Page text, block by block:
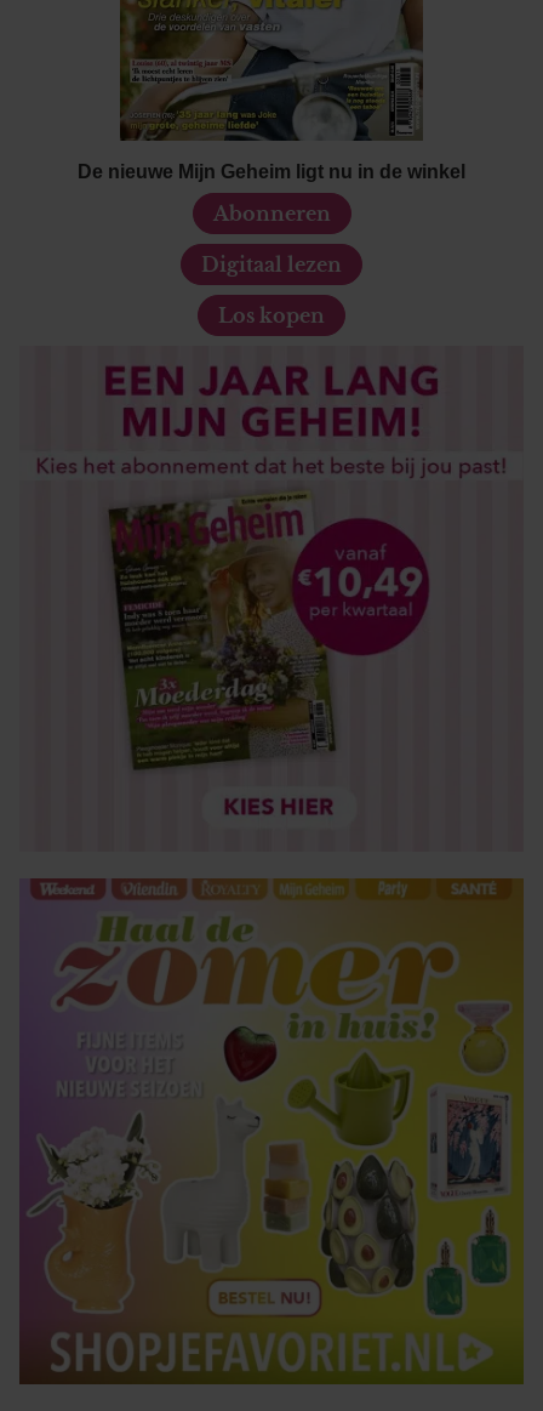
informatie over uw gebruik van onze site met onze
partners voor social media, adverteren en analyse. Deze
partners kunnen deze gegevens combineren met andere
informatie die u aan ze heeft verstrekt of die ze hebben
verzameld op basis van uw gebruik van hun services. U
De nieuwe Mijn Geheim ligt nu in de winkel
Abonneren
Digitaal lezen
Los kopen